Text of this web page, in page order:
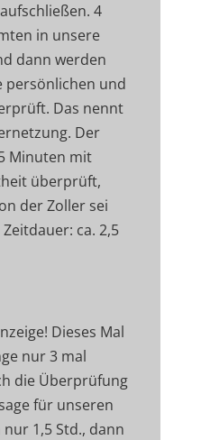
4
in unsere
dann werden
persönlichen und
Das nennt
Der
Minuten mit
überprüft,
der Zoller sei
ca. 2,5
Dieses Mal
nur 3 mal
die Überprüfung
für unseren
1,5 Std., dann